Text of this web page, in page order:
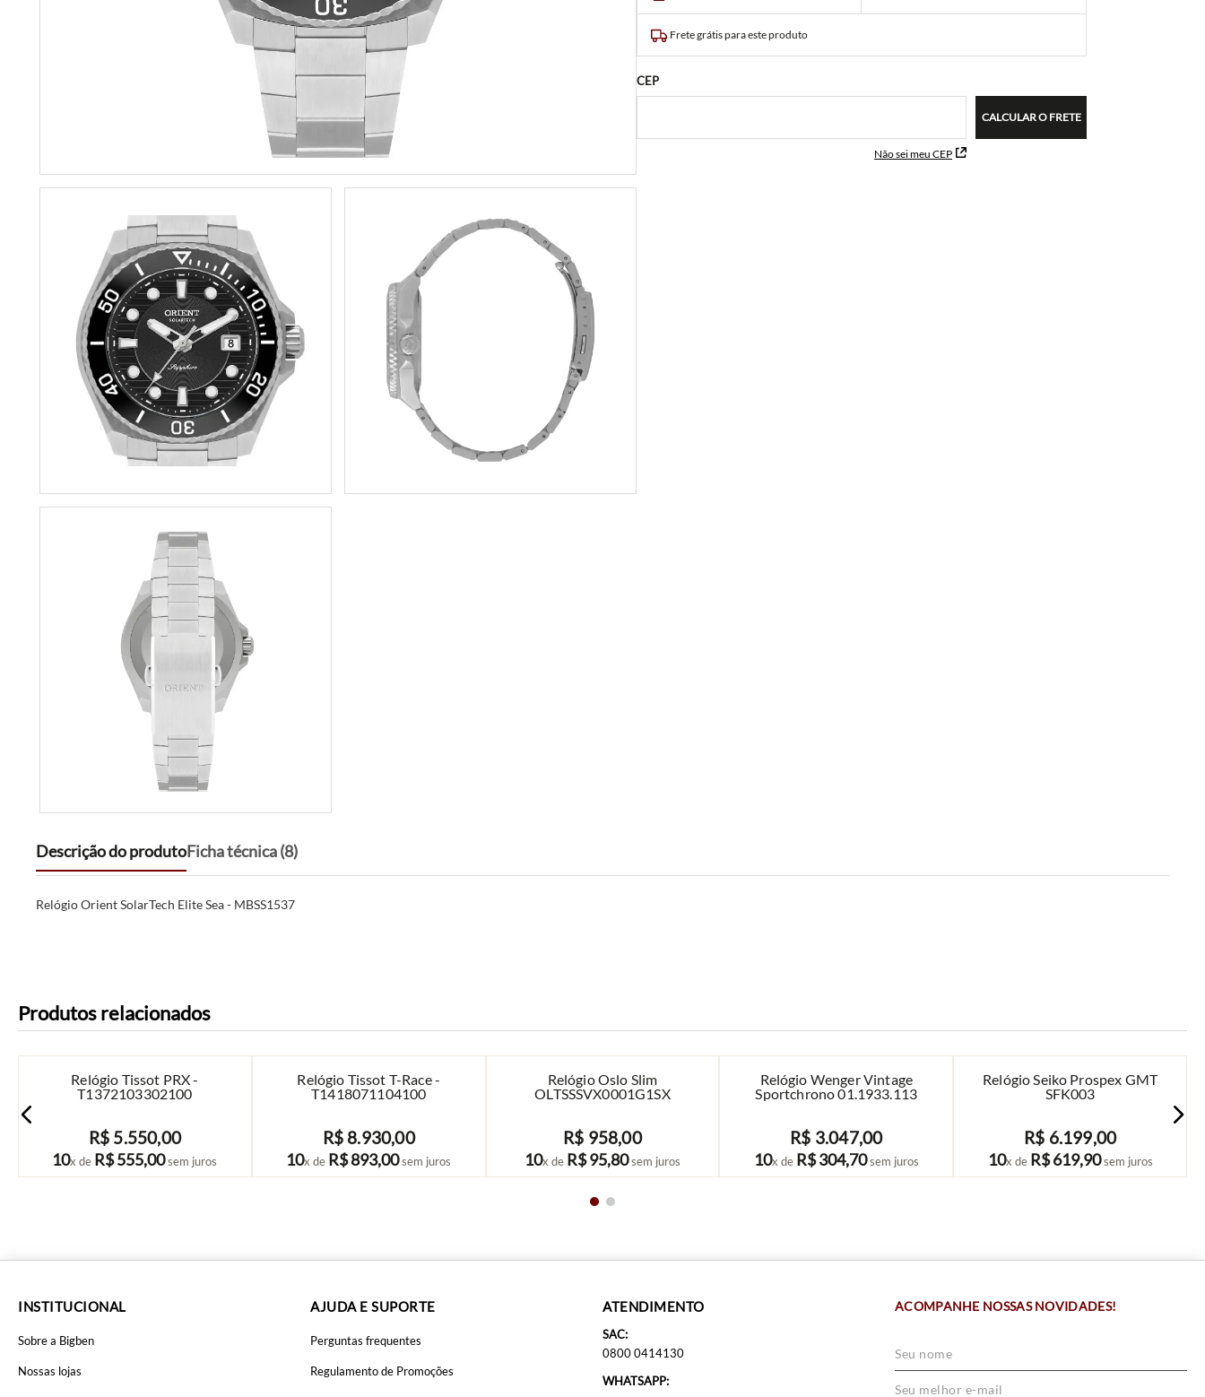
Frete grátis para este produto
CEP
Não sei meu CEP
CALCULAR O FRETE
Descrição do produtoFicha técnica (8)
Relógio Orient SolarTech Elite Sea - MBSS1537
Produtos relacionados
Relógio Tissot PRX -
T1372103302100
R$ 5.550,00
10x de R$555,00sem juros
COMPRAR
Relógio Tissot T-Race -
T1418071104100
R$ 8.930,00
10x de R$893,00sem juros
COMPRAR
Relógio Oslo Slim
OLTSSSVX0001G1SX
R$ 958,00
10x de R$95,80sem juros
COMPRAR
Relógio Wenger Vintage
Sportchrono 01.1933.113
R$ 3.047,00
10x de R$304,70sem juros
COMPRAR
Relógio Seiko Prospex GMT
SFK003
R$ 6.199,00
10x de R$ 619,90sem juros
COMPRAR
INSTITUCIONAL
Sobre a Bigben
Nossas lojas
AJUDA E SUPORTE
Perguntas frequentes
Regulamento de Promoções
ATENDIMENTO
SAC:
0800 0414130
WHATSAPP:
ACOMPANHE NOSSAS NOVIDADES!